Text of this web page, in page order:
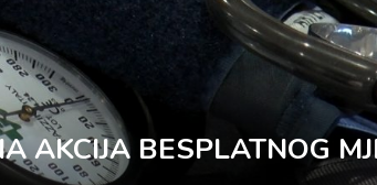
AKCIJA BESPLATNOG